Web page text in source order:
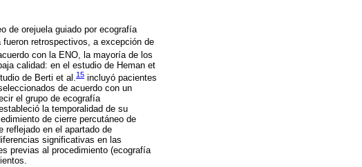
de orejuela guiado por ecografía
fueron retrospectivos, a excepción de
con la ENO, la mayoría de los
calidad: en el estudio de Heman et
de Berti et al.15 incluyó pacientes
de acuerdo con un
el grupo de ecografía
la temporalidad de su
de cierre percutáneo de
reflejado en el apartado de
significativas en las
previas al procedimiento (ecografía